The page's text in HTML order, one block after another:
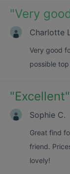
"Very
Charlotte
Very good
possible
"Excellent"
Sophie C.
Great find
friend.
lovely!